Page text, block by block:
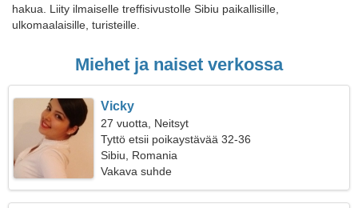
hakua. Liity ilmaiselle treffisivustolle Sibiu paikallisille,
ulkomaalaisille, turisteille.
Miehet ja naiset verkossa
Vicky
27 vuotta, Neitsyt
Tyttö etsii poikaystävää 32-36
Sibiu, Romania
Vakava suhde